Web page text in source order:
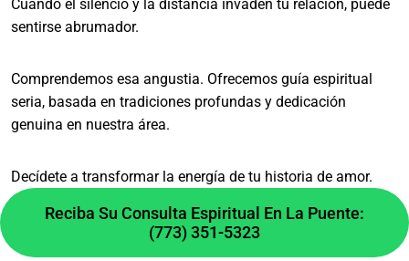
y un análisis profundo de cada caso.
en el área de La Puente?
consultas y trabajos realizados para clientes de
La Puente y alrededores se manejan con
absoluta discreción y profesionalismo.
Cuando el silencio y la distancia invaden tu relación, puede
sentirse abrumador.
Comprendemos esa angustia. Ofrecemos guía espiritual
seria, basada en tradiciones profundas y dedicación
genuina en nuestra área.
Decídete a transformar la energía de tu historia de amor.
Reciba Su Consulta Espiritual En La Puente:
(773) 351-5323